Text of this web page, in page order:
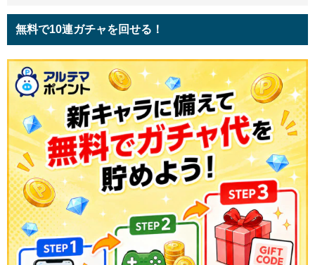
無料で10連ガチャを回せる！